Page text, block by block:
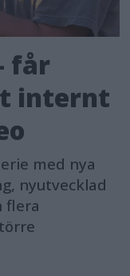
får
internt
med nya
nyutvecklad
flera